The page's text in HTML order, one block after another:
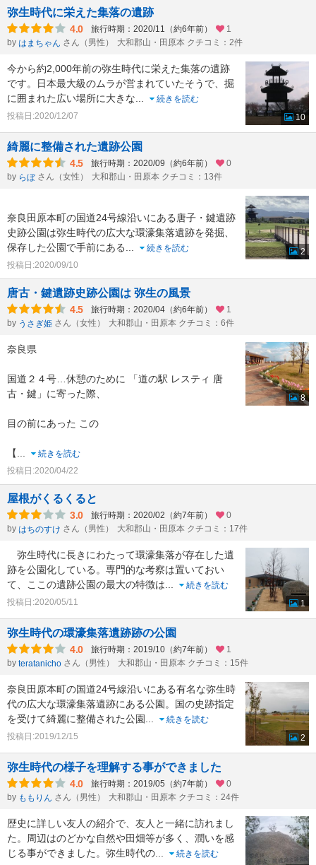
弥生時代に栄えた集落の遺跡
4.0 旅行時期：2020/11（約6年前）
1
by はまちゃん さん（男性） 大和郡山・田原本 クチコミ：2件
今から約2,000年前の弥生時代に栄えた集落の遺跡
です。日本最大級のムラが営まれていたそうで、掘
に囲まれた広い場所に大きな
続きを読む
投稿日:2020/12/07
10
綺麗に整備された遺跡公園
4.5 旅行時期：2020/09（約6年前）
0
by らぼ さん（女性） 大和郡山・田原本 クチコミ：13件
奈良田原本町の国道24号線沿いにある唐子・鍵遺跡
史跡公園は弥生時代の広大な環濠集落遺跡を発掘、
保存した公園で手前にある
続きを読む
投稿日:2020/09/10
2
唐古・鍵遺跡史跡公園は 弥生の風景
4.5 旅行時期：2020/04（約6年前）
1
by うさぎ姫 さん（女性） 大和郡山・田原本 クチコミ：6件
奈良県
国道２４号…休憩のために 「道の駅 レスティ 唐
古・鍵」に寄った際、
目の前にあった この
【
続きを読む
投稿日:2020/04/22
8
屋根がくるくると
3.0 旅行時期：2020/02（約7年前）
0
by はちのすけ さん（男性） 大和郡山・田原本 クチコミ：17件
弥生時代に長きにわたって環濠集落が存在した遺
跡を公園化している。専門的な考察は置いておい
て、ここの遺跡公園の最大の特徴は
続きを読む
投稿日:2020/05/11
1
弥生時代の環濠集落遺跡跡の公園
4.0 旅行時期：2019/10（約7年前）
1
by teratanicho さん（男性） 大和郡山・田原本 クチコミ：15件
奈良田原本町の国道24号線沿いにある有名な弥生時
代の広大な環濠集落遺跡にある公園。国の史跡指定
を受けて綺麗に整備された公園
続きを読む
投稿日:2019/12/15
2
弥生時代の様子を理解する事ができました
4.0 旅行時期：2019/05（約7年前）
0
by ももりん さん（男性） 大和郡山・田原本 クチコミ：24件
歴史に詳しい友人の紹介で、友人と一緒に訪れまし
た。周辺はのどかな自然や田畑等が多く、潤いを感
じる事ができました。弥生時代の
続きを読む